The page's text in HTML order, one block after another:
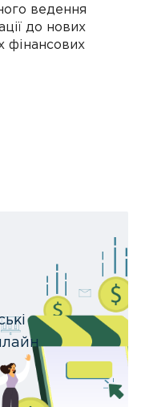
ведення
до нових
фінансових